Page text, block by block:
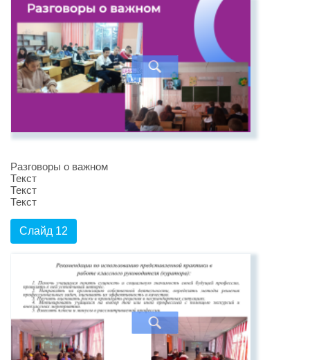
Разговоры о важном
Текст
Текст
Текст
Слайд 12